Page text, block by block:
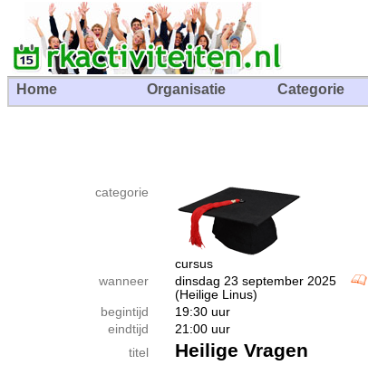
Home Organisatie Categorie
categorie
cursus
wanneer
dinsdag 23 september 2025
(Heilige Linus)
begintijd
19:30 uur
eindtijd
21:00 uur
titel
Heilige Vragen